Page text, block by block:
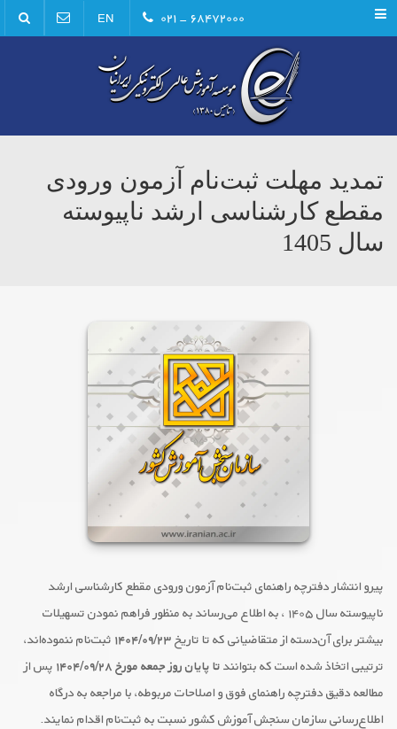
Menu ۶۸۴۷۲۰۰۰ - ۰۲۱ EN
تمدید مهلت ثبت‌نام آزمون ورودی
مقطع كارشناسی ارشد ناپیوسته
سال 1405
پیرو انتشار دفترچه راهنمای ثبت‌نام آزمون ورودی مقطع کارشناسی ارشد
ناپیوسته سال ۱۴۰۵ ، به اطلاع می‌رساند به منظور فراهم نمودن تسهیلات
بیشتر برای آن‌دسته از متقاضیانی که تا تاریخ۱۴۰۴/۰۹/۲۳ ثبت‌نام ننموده‌اند،
ترتیبی اتخاذ شده است که بتوانندتا پایان روز جمعه مورخ ۱۴۰۴/۰۹/۲۸
پس از
مطالعه دقیق دفترچه راهنمای فوق و اصلاحات مربوطه، با مراجعه به درگاه
اطلاع‌رسانی سازمان سنجش آموزش کشور نسبت به ثبت‌نام اقدام نمایند.